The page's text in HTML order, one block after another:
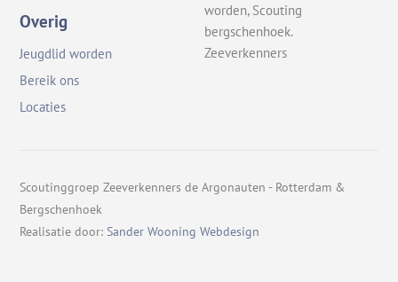
Overig
Jeugdlid worden
Bereik ons
Locaties
worden, Scouting
bergschenhoek.
Zeeverkenners
Scoutinggroep Zeeverkenners de Argonauten - Rotterdam &
Bergschenhoek
Realisatie door: Sander Wooning Webdesign